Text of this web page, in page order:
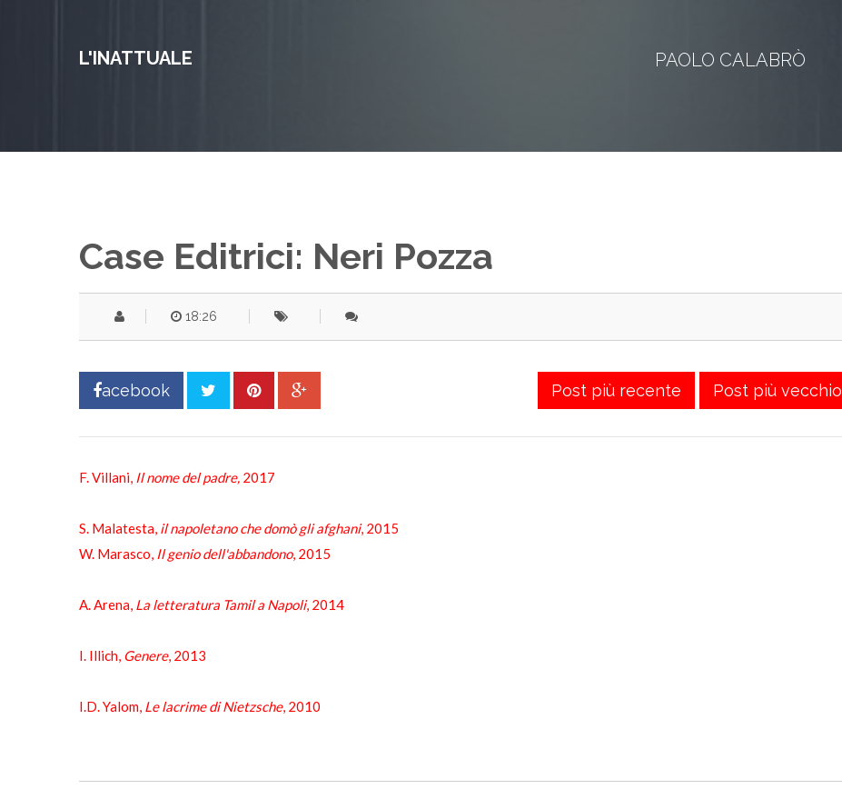
L'INATTUALE PAOLO CALABRÒ
Case Editrici: Neri Pozza
18:26
acebook Post più recente Post più vecchio
F. Villani, Il nome del padre, 2017
S. Malatesta, il napoletano che domò gli afghani, 2015
W. Marasco, Il genio dell'abbandono, 2015
A. Arena, La letteratura Tamil a Napoli, 2014
I. Illich, Genere, 2013
I.D. Yalom, Le lacrime di Nietzsche, 2010